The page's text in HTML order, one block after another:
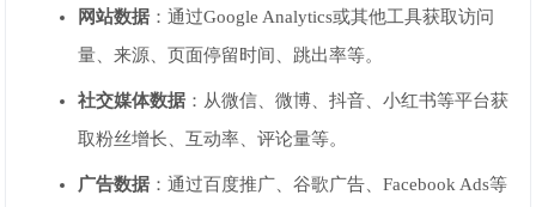
网站数据 ：通过Google Analytics或其他工具获取访问
量、来源、页面停留时间、跳出率等。
社交媒体数据 ：从微信、微博、抖音、小红书等平台获
取粉丝增长、互动率、评论量等。
广告数据 ：通过百度推广、谷歌广告、Facebook Ads等